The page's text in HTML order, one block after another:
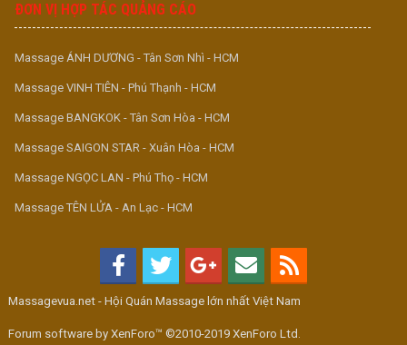
ĐƠN VỊ HỢP TÁC QUẢNG CÁO
Massage ÁNH DƯƠNG - Tân Sơn Nhì - HCM
Massage VINH TIÊN - Phú Thạnh - HCM
Massage BANGKOK - Tân Sơn Hòa - HCM
Massage SAIGON STAR - Xuân Hòa - HCM
Massage NGỌC LAN - Phú Thọ - HCM
Massage TÊN LỬA - An Lạc - HCM
Massagevua.net - Hội Quán Massage lớn nhất Việt Nam
Forum software by XenForo™ ©2010-2019 XenForo Ltd.